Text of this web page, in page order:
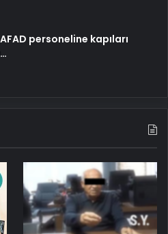
personeline kapıları